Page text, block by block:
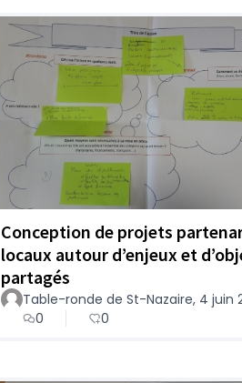
Conception de projets
locaux autour d’enjeux et
partagés
Table-ronde de St-Nazaire, 4 juin
0
0